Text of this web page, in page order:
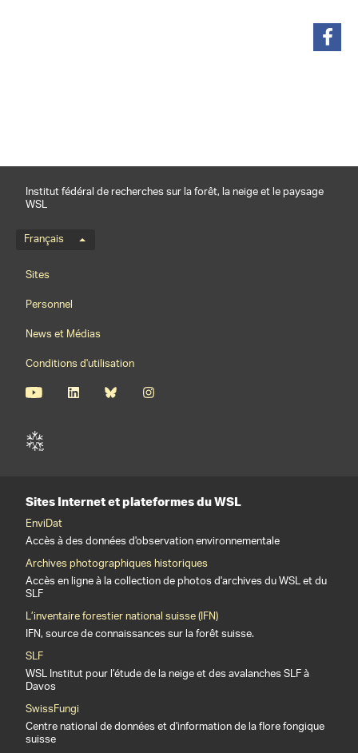
Institut fédéral de recherches sur la forêt, la neige et le paysage
WSL
Menu de langue
Français
Footernavigation
Sites
Personnel
News et Médias
Conditions d'utilisation
Sites Internet et plateformes du WSL
EnviDat
Accès à des données d'observation environnementale
Archives photographiques historiques
Accès en ligne à la collection de photos d'archives du WSL et du
SLF
L’inventaire forestier national suisse (IFN)
IFN, source de connaissances sur la forêt suisse.
SLF
WSL Institut pour l’étude de la neige et des avalanches SLF à
Davos
SwissFungi
Centre national de données et d'information de la flore fongique
suisse